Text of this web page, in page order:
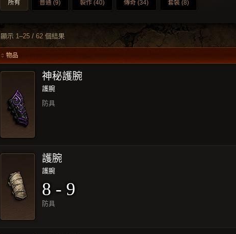
所有 普通 (9) 製作 (40) 傳奇 (34) 套裝 (8)
顯示 1–25 / 62 個結果
物品
神秘護腕
護腕
防具
護腕
護腕
8 - 9
防具